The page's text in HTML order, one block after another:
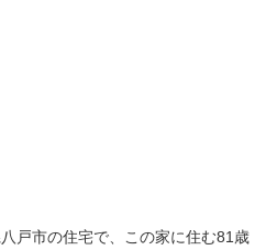
戸市の住宅で、この家に住む81歳